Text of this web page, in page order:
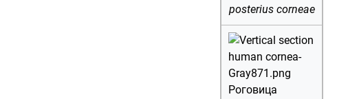
posterius corneae
Роговица